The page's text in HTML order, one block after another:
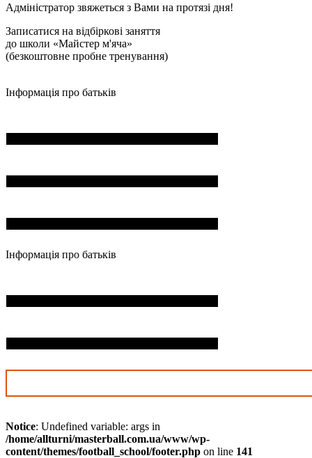
Адміністратор звяжеться з Вами на протязі дня!
Записатися на відбіркові заняття
до школи «Майстер м'яча»
(безкоштовне пробне тренування)
Інформація про батьків
Інформація про батьків
Notice: Undefined variable: args in
/home/allturni/masterball.com.ua/www/wp-
content/themes/football_school/footer.php on line 141